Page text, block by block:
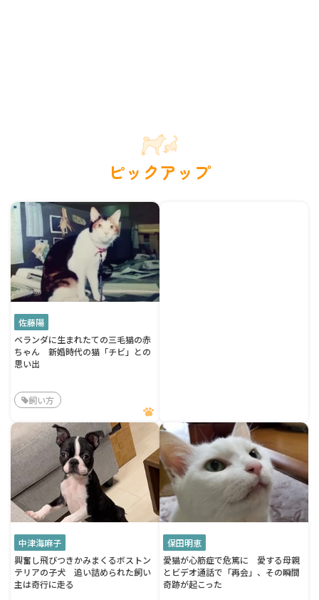
ピックアップ
佐藤陽
ベランダに生まれたての三毛猫の赤
ちゃん 新婚時代の猫「チビ」との
思い出
飼い方
中津海麻子
興奮し飛びつきかみまくるボストン
テリアの子犬 追い詰められた飼い
主は奇行に走る
保田明恵
愛猫が心筋症で危篤に 愛する母親
とビデオ通話で「再会」、その瞬間
奇跡が起こった